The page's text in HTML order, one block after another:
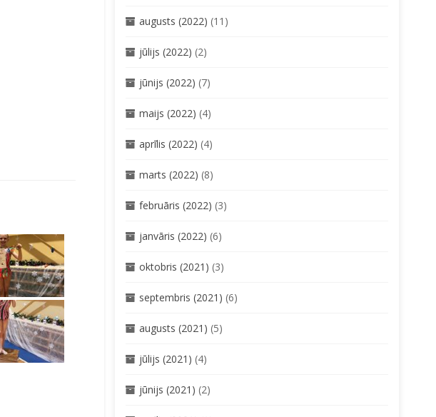
augusts (2022) (11)
jūlijs (2022) (2)
jūnijs (2022) (7)
maijs (2022) (4)
aprīlis (2022) (4)
marts (2022) (8)
februāris (2022) (3)
janvāris (2022) (6)
oktobris (2021) (3)
septembris (2021) (6)
augusts (2021) (5)
jūlijs (2021) (4)
jūnijs (2021) (2)